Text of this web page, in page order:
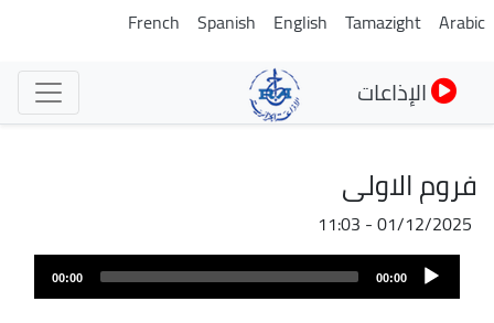
تجاوز
Arabic
Tamazight
English
Spanish
French
الإذاعات
فروم الاولى
01/12/2025 - 11:03
ملف
الصوت
Audio
Player
00:00
00:00